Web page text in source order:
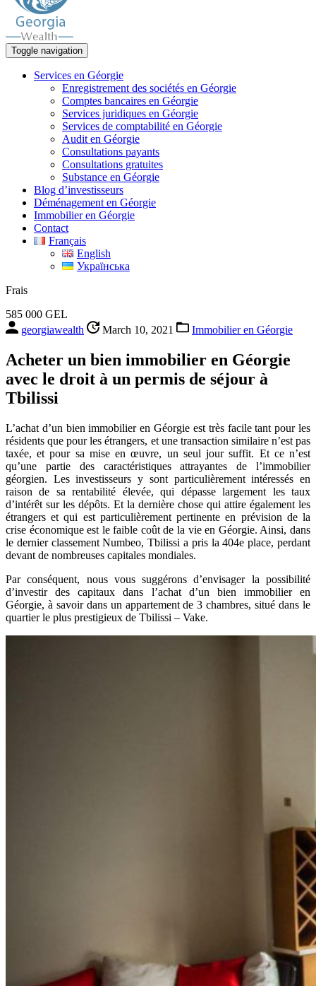
Toggle navigation
Services en Géorgie
Enregistrement des sociétés en Géorgie
Comptes bancaires en Géorgie
Services juridiques en Géorgie
Services de comptabilité en Géorgie
Audit en Géorgie
Consultations payants
Consultations gratuites
Substance en Géorgie
Blog d’investisseurs
Déménagement en Géorgie
Immobilier en Géorgie
Contact
Français
English
Українська
Frais
585 000 GEL
georgiawealth
March 10, 2021 Immobilier en Géorgie
Acheter un bien immobilier en Géorgie
avec le droit à un permis de séjour à
Tbilissi
L’achat d’un bien immobilier en Géorgie est très facile tant pour les
résidents que pour les étrangers, et une transaction similaire n’est pas
taxée, et pour sa mise en œuvre, un seul jour suffit. Et ce n’est
qu’une partie des caractéristiques attrayantes de l’immobilier
géorgien. Les investisseurs y sont particulièrement intéressés en
raison de sa rentabilité élevée, qui dépasse largement les taux
d’intérêt sur les dépôts. Et la dernière chose qui attire également les
étrangers et qui est particulièrement pertinente en prévision de la
crise économique est le faible coût de la vie en Géorgie. Ainsi, dans
le dernier classement Numbeo, Tbilissi a pris la 404e place, perdant
devant de nombreuses capitales mondiales.
Par conséquent, nous vous suggérons d’envisager la possibilité
d’investir des capitaux dans l’achat d’un bien immobilier en
Géorgie, à savoir dans un appartement de 3 chambres, situé dans le
quartier le plus prestigieux de Tbilissi – Vake.